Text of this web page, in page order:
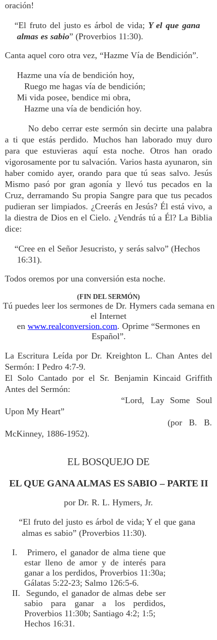
oración!
“El fruto del justo es árbol de vida; Y el que gana
almas es sabio” (Proverbios 11:30).
Canta aquel coro otra vez, “Hazme Vía de Bendición”.
Hazme una vía de bendición hoy,
Ruego me hagas vía de bendición;
Mi vida posee, bendice mi obra,
Hazme una vía de bendición hoy.
No debo cerrar este sermón sin decirte una palabra
a ti que estás perdido. Muchos han laborado muy duro
para que estuvieras aquí esta noche. Otros han orado
vigorosamente por tu salvación. Varios hasta ayunaron, sin
haber comido ayer, orando para que tú seas salvo. Jesús
Mismo pasó por gran agonía y llevó tus pecados en la
Cruz, derramando Su propia Sangre para que tus pecados
pudieran ser limpiados. ¿Creerás en Jesús? Él está vivo, a
la diestra de Dios en el Cielo. ¿Vendrás tú a Él? La Biblia
dice:
“Cree en el Señor Jesucristo, y serás salvo” (Hechos
16:31).
Todos oremos por una conversión esta noche.
(FIN DEL SERMÓN)
Tú puedes leer los sermones de Dr. Hymers cada semana en
el Internet
en www.realconversion.com. Oprime “Sermones en
Español”.
La Escritura Leída por Dr. Kreighton L. Chan Antes del
Sermón: I Pedro 4:7-9.
El Solo Cantado por el Sr. Benjamin Kincaid Griffith
Antes del Sermón:
“Lord, Lay Some Soul
Upon My Heart”
(por B. B.
McKinney, 1886-1952).
EL BOSQUEJO DE
EL QUE GANA ALMAS ES SABIO – PARTE II
por Dr. R. L. Hymers, Jr.
“El fruto del justo es árbol de vida; Y el que gana
almas es sabio” (Proverbios 11:30).
I. Primero, el ganador de alma tiene que
estar lleno de amor y de interés para
ganar a los perdidos, Proverbios 11:30a;
Gálatas 5:22-23; Salmo 126:5-6.
II. Segundo, el ganador de almas debe ser
sabio para ganar a los perdidos,
Proverbios 11:30b; Santiago 4:2; 1:5;
Hechos 16:31.